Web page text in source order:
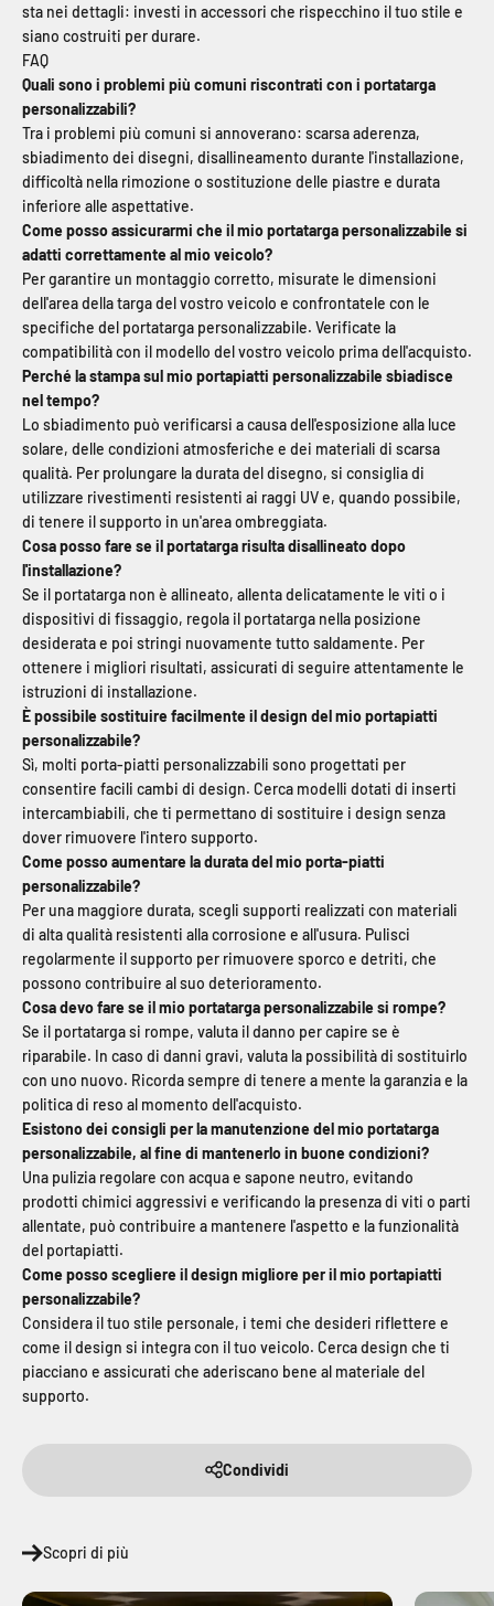
sta nei dettagli: investi in accessori che rispecchino il tuo stile e
siano costruiti per durare.
FAQ
Quali sono i problemi più comuni riscontrati con i portatarga
personalizzabili?
Tra i problemi più comuni si annoverano: scarsa aderenza,
sbiadimento dei disegni, disallineamento durante l'installazione,
difficoltà nella rimozione o sostituzione delle piastre e durata
inferiore alle aspettative.
Come posso assicurarmi che il mio portatarga personalizzabile si
adatti correttamente al mio veicolo?
Per garantire un montaggio corretto, misurate le dimensioni
dell'area della targa del vostro veicolo e confrontatele con le
specifiche del portatarga personalizzabile. Verificate la
compatibilità con il modello del vostro veicolo prima dell'acquisto.
Perché la stampa sul mio portapiatti personalizzabile sbiadisce
nel tempo?
Lo sbiadimento può verificarsi a causa dell'esposizione alla luce
solare, delle condizioni atmosferiche e dei materiali di scarsa
qualità. Per prolungare la durata del disegno, si consiglia di
utilizzare rivestimenti resistenti ai raggi UV e, quando possibile,
di tenere il supporto in un'area ombreggiata.
Cosa posso fare se il portatarga risulta disallineato dopo
l'installazione?
Se il portatarga non è allineato, allenta delicatamente le viti o i
dispositivi di fissaggio, regola il portatarga nella posizione
desiderata e poi stringi nuovamente tutto saldamente. Per
ottenere i migliori risultati, assicurati di seguire attentamente le
istruzioni di installazione.
È possibile sostituire facilmente il design del mio portapiatti
personalizzabile?
Sì, molti porta-piatti personalizzabili sono progettati per
consentire facili cambi di design. Cerca modelli dotati di inserti
intercambiabili, che ti permettano di sostituire i design senza
dover rimuovere l'intero supporto.
Come posso aumentare la durata del mio porta-piatti
personalizzabile?
Per una maggiore durata, scegli supporti realizzati con materiali
di alta qualità resistenti alla corrosione e all'usura. Pulisci
regolarmente il supporto per rimuovere sporco e detriti, che
possono contribuire al suo deterioramento.
Cosa devo fare se il mio portatarga personalizzabile si rompe?
Se il portatarga si rompe, valuta il danno per capire se è
riparabile. In caso di danni gravi, valuta la possibilità di sostituirlo
con uno nuovo. Ricorda sempre di tenere a mente la garanzia e la
politica di reso al momento dell'acquisto.
Esistono dei consigli per la manutenzione del mio portatarga
personalizzabile, al fine di mantenerlo in buone condizioni?
Una pulizia regolare con acqua e sapone neutro, evitando
prodotti chimici aggressivi e verificando la presenza di viti o parti
allentate, può contribuire a mantenere l'aspetto e la funzionalità
del portapiatti.
Come posso scegliere il design migliore per il mio portapiatti
personalizzabile?
Considera il tuo stile personale, i temi che desideri riflettere e
come il design si integra con il tuo veicolo. Cerca design che ti
piacciano e assicurati che aderiscano bene al materiale del
supporto.
Condividi
Scopri di più